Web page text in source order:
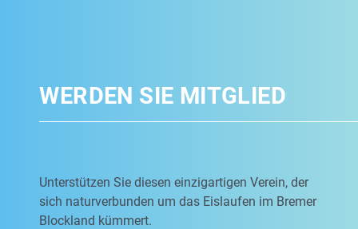
WERDEN SIE MITGLIED
Unterstützen Sie diesen einzigartigen Verein, der
sich naturverbunden um das Eislaufen im Bremer
Blockland kümmert.